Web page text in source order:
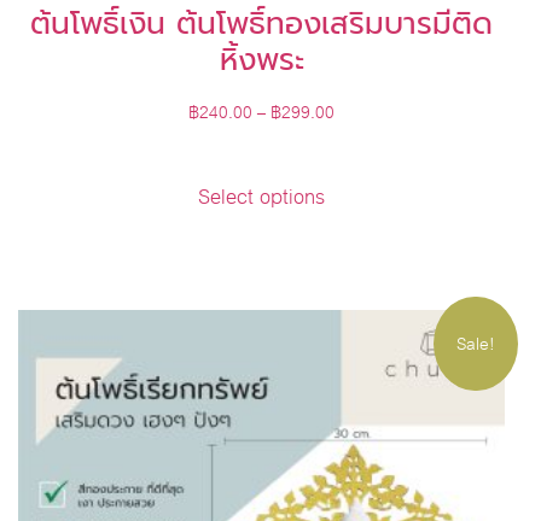
ต้นโพธิ์เงิน ต้นโพธิ์ทองเสริมบารมีติด
หิ้งพระ
฿240.00–฿299.00
Select options
Sale!